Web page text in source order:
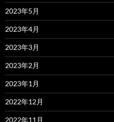
2023年5月
2023年4月
2023年3月
2023年2月
2023年1月
2022年12月
2022年11月